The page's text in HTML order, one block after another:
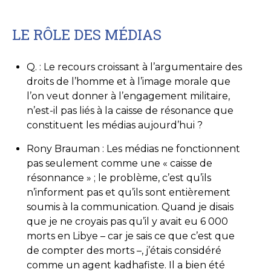
LE RÔLE DES MÉDIAS
Q. : Le recours croissant à l’argumentaire des
droits de l’homme et à l’image morale que
l’on veut donner à l’engagement militaire,
n’est-il pas liés à la caisse de résonance que
constituent les médias aujourd’hui ?
Rony Brauman : Les médias ne fonctionnent
pas seulement comme une « caisse de
résonnance » ; le problème, c’est qu’ils
n’informent pas et qu’ils sont entièrement
soumis à la communication. Quand je disais
que je ne croyais pas qu’il y avait eu 6 000
morts en Libye – car je sais ce que c’est que
de compter des morts –, j’étais considéré
comme un agent kadhafiste. Il a bien été